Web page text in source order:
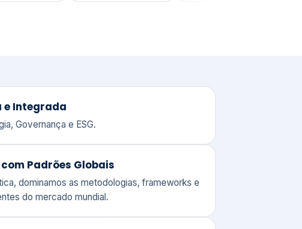
e Integrada
Governança e ESG.
Padrões Globais
dominamos as metodologias, frameworks e
do mercado mundial.